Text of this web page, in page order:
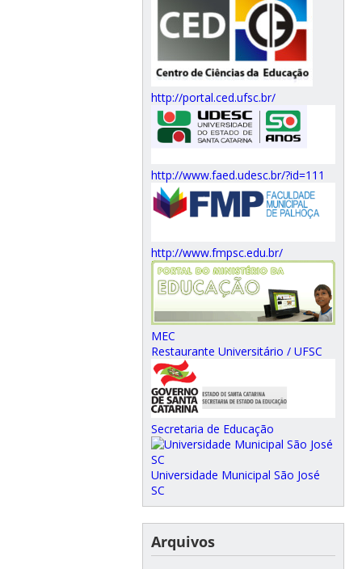
http://portal.ced.ufsc.br/
http://www.faed.udesc.br/?id=111
http://www.fmpsc.edu.br/
MEC
Restaurante Universitário / UFSC
Secretaria de Educação
Universidade Municipal São José
SC
Arquivos